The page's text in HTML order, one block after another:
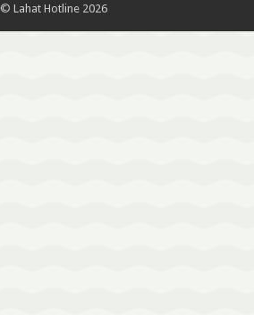
© Lahat Hotline 2026